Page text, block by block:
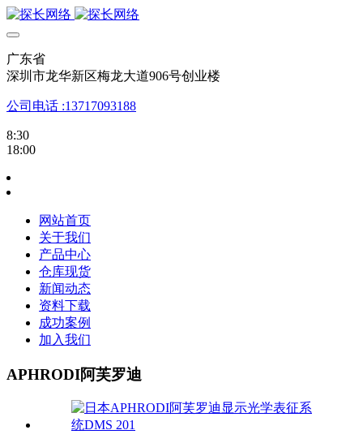
广东省
深圳市龙华新区梅龙大道906号创业楼
公司电话 :13717093188
8:30
18:00
网站首页
关于我们
产品中心
仓库现货
新闻动态
资料下载
成功案例
加入我们
APHRODI阿芙罗迪